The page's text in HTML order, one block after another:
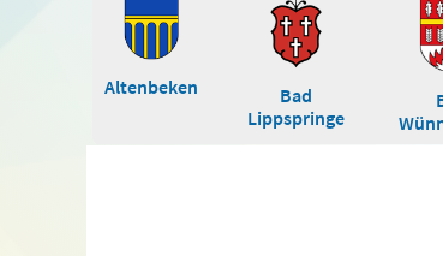
Altenbeken
Bad
Lippspringe